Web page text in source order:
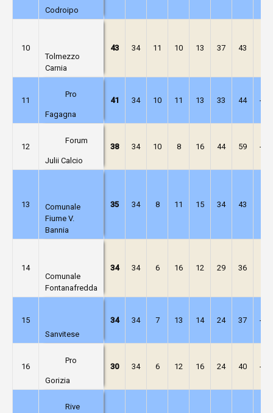
Codroipo
10
Tolmezzo
Carnia
43 34 11 10 13 37 43
11
Pro
Fagagna
41 34 10 11 13 33 44 -11
12
Forum
Julii Calcio
38 34 10 8 16 44 59 -15
13
Comunale
Fiume V.
Bannia
35 34 8 11 15 34 43
14
Comunale
Fontanafredda
34 34 6 16 12 29 36
15
Sanvitese
34 34 7 13 14 24 37 -13
16
Pro
Gorizia
30 34 6 12 16 24 40 -16
Rive